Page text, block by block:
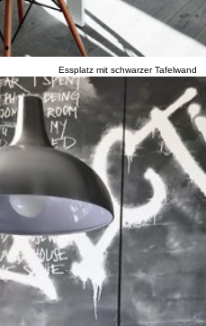
Essplatz mit schwarzer Tafelwand